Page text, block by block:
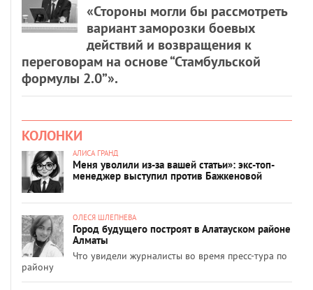
«Стороны могли бы рассмотреть
вариант заморозки боевых
действий и возвращения к
переговорам на основе “Стамбульской
формулы 2.0”».
КОЛОНКИ
АЛИСА ГРАНД
Меня уволили из-за вашей статьи»: экс-топ-
менеджер выступил против Бажкеновой
ОЛЕСЯ ШЛЕПНЕВА
Город будущего построят в Алатауском районе
Алматы
Что увидели журналисты во время пресс-тура по
району